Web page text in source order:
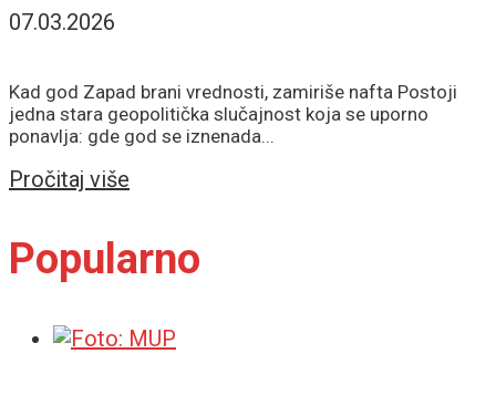
07.03.2026
Kad god Zapad brani vrednosti, zamiriše nafta Postoji
jedna stara geopolitička slučajnost koja se uporno
ponavlja: gde god se iznenada...
Pročitaj više
Popularno